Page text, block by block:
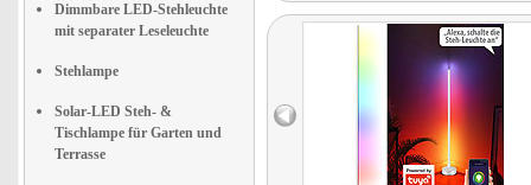
Dimmbare LED-Stehleuchte
mit separater Leseleuchte
Stehlampe
Solar-LED Steh- &
Tischlampe für Garten und
Terrasse